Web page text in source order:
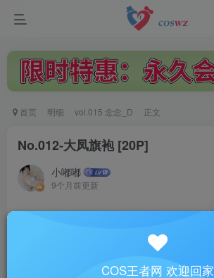
首页 明细 vol.015 念念_D 正文
No.012-大凤旗袍 [20P]
小嘟嘟
9个月前更新
此内容为付费阅读，请付费后查看
COS王者网 欢迎回家